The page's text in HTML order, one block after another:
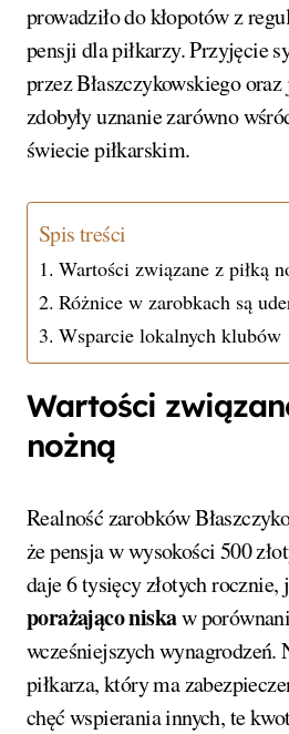
prowadziło do kłopotów z
pensji dla piłkarzy. Przyjęcie
przez Błaszczykowskiego
zdobyły uznanie zarówno
świecie piłkarskim.
Spis treści
Wartości związane z piłką
Różnice w zarobkach są
Wsparcie lokalnych klubów
Wartości
nożną
Realność zarobków
że pensja w wysokości 500
daje 6 tysięcy złotych rocznie,
porażająco niskaw
wcześniejszych
piłkarza, który ma
chęć wspierania innych, te